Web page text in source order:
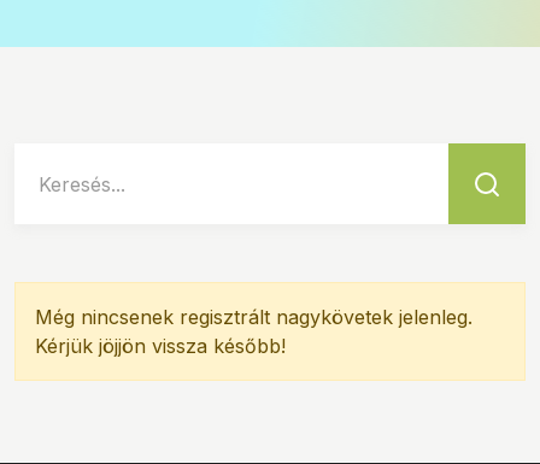
Keresés...
Még nincsenek regisztrált nagykövetek jelenleg.
Kérjük jöjjön vissza később!